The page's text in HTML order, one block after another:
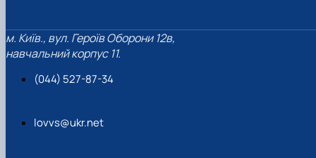
м. Київ., вул. Героїв Оборони 12в,
навчальний корпус 11.
(044) 527-87-34
lovvs@ukr.net